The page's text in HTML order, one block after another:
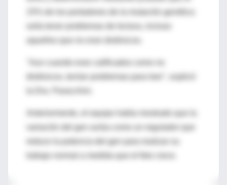
15% de los portadores de la mutación genética
aquellos que no eran disléxicos.
Anteriormente, el equipo había mostrado que la
variación del gen actúa como un regulador que
reduce la potencia del gen para realizar su